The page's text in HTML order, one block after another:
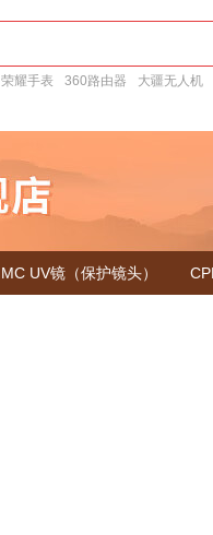
荣耀手表 360路由器 大疆无人机
MC UV镜（保护镜头）